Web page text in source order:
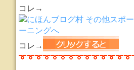
コレ→
コレ→